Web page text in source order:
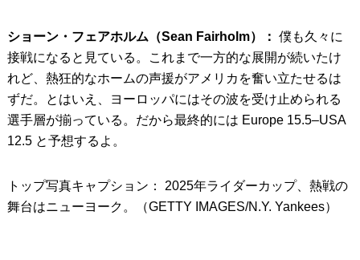
ショーン・フェアホルム（Sean Fairholm）： 僕も久々に
接戦になると見ている。これまで一方的な展開が続いたけ
れど、熱狂的なホームの声援がアメリカを奮い立たせるは
ずだ。とはいえ、ヨーロッパにはその波を受け止められる
選手層が揃っている。だから最終的には Europe 15.5–USA
12.5 と予想するよ。
トップ写真キャプション： 2025年ライダーカップ、熱戦の
舞台はニューヨーク。（GETTY IMAGES/N.Y. Yankees）